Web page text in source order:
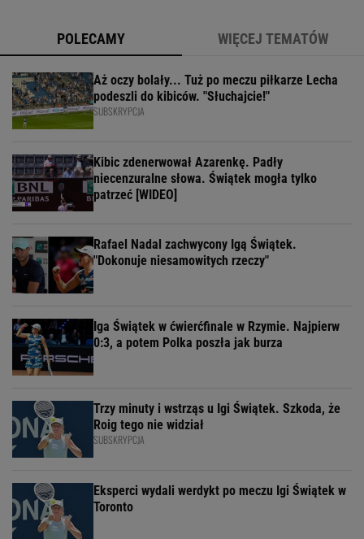
POLECAMY WIĘCEJ TEMATÓW
Aż oczy bolały... Tuż po meczu piłkarze Lecha
podeszli do kibiców. "Słuchajcie!"
SUBSKRYPCJA
Kibic zdenerwował Azarenkę. Padły
niecenzuralne słowa. Świątek mogła tylko
patrzeć [WIDEO]
Rafael Nadal zachwycony Igą Świątek.
"Dokonuje niesamowitych rzeczy"
Iga Świątek w ćwierćfinale w Rzymie. Najpierw
0:3, a potem Polka poszła jak burza
Trzy minuty i wstrząs u Igi Świątek. Szkoda, że
Roig tego nie widział
SUBSKRYPCJA
Eksperci wydali werdykt po meczu Igi Świątek w
Toronto